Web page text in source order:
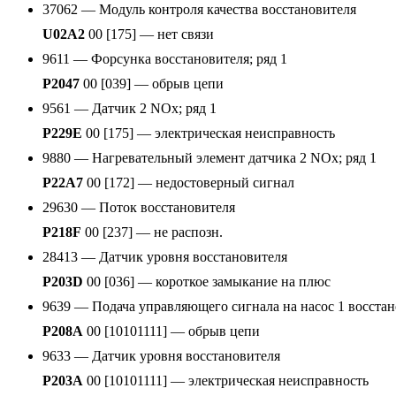
37062 — Модуль контроля качества восстановителя
U02A2 00 [175] — нет связи
9611 — Форсунка восстановителя; ряд 1
P2047 00 [039] — обрыв цепи
9561 — Датчик 2 NOx; ряд 1
P229E 00 [175] — электрическая неисправность
9880 — Нагревательный элемент датчика 2 NOx; ряд 1
P22A7 00 [172] — недостоверный сигнал
29630 — Поток восстановителя
P218F 00 [237] — не распозн.
28413 — Датчик уровня восстановителя
P203D 00 [036] — короткое замыкание на плюс
9639 — Подача управляющего сигнала на насос 1
P208A 00 [10101111] — обрыв цепи
9633 — Датчик уровня восстановителя
P203A 00 [10101111] — электрическая неисправность